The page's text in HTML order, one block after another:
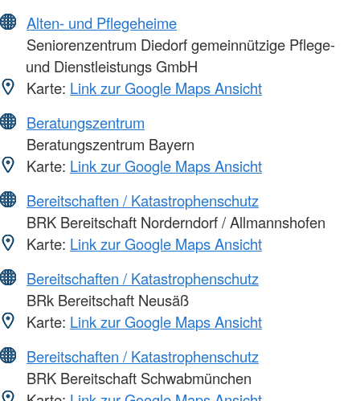
Alten- und Pflegeheime
Seniorenzentrum Diedorf gemeinnützige Pflege-
und Dienstleistungs GmbH
Karte: Link zur Google Maps Ansicht
Beratungszentrum
Beratungszentrum Bayern
Karte: Link zur Google Maps Ansicht
Bereitschaften / Katastrophenschutz
BRK Bereitschaft Norderndorf / Allmannshofen
Karte: Link zur Google Maps Ansicht
Bereitschaften / Katastrophenschutz
BRk Bereitschaft Neusäß
Karte: Link zur Google Maps Ansicht
Bereitschaften / Katastrophenschutz
BRK Bereitschaft Schwabmünchen